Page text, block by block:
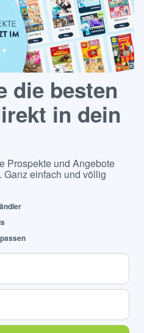
die besten
in dein
Prospekte und Angebote
einfach und völlig